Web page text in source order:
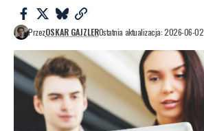
PrzezOSKAR GAJZLEROstatnia aktualizacja: 2026-06-02